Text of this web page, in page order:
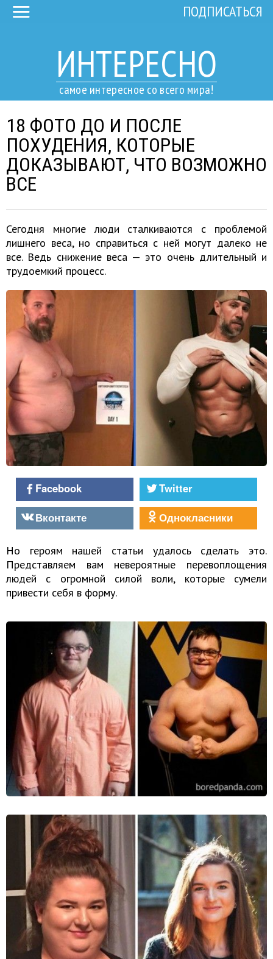
ИНТЕРЕСНО
самое интересное со всего мира!
ПОДПИСАТЬСЯ
18 ФОТО ДО И ПОСЛЕ
ПОХУДЕНИЯ, КОТОРЫЕ
ДОКАЗЫВАЮТ, ЧТО ВОЗМОЖНО
ВСЕ
Сегодня многие люди сталкиваются с проблемой
лишнего веса, но справиться с ней могут далеко не
все. Ведь снижение веса — это очень длительный и
трудоемкий процесс.
Facebook
Twitter
Вконтакте
Однокласники
Но героям нашей статьи удалось сделать это.
Представляем вам невероятные перевоплощения
людей с огромной силой воли, которые сумели
привести себя в форму.